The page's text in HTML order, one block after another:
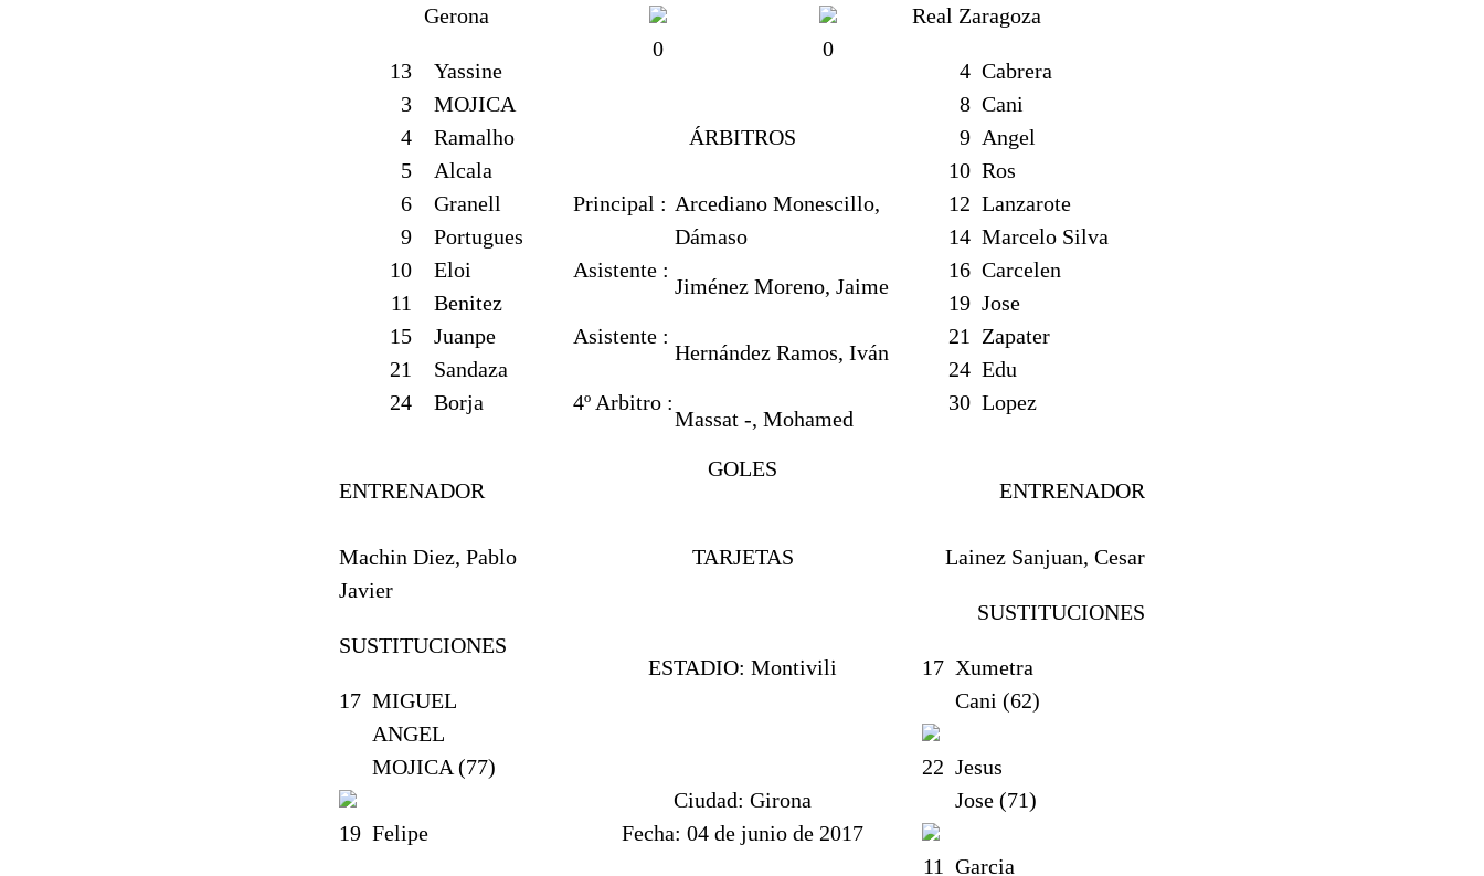
Gerona
13
Yassine
3
MOJICA
4
Ramalho
5
Alcala
6
Granell
9
Portugues
10
Eloi
11
Benitez
15
Juanpe
21
Sandaza
24
Borja
0 0
ÁRBITROS
Principal : Arcediano Monescillo,
Dámaso
Asistente :
Jiménez Moreno, Jaime
Asistente :
Hernández Ramos, Iván
4º Arbitro :
Massat -, Mohamed
Real Zaragoza
4 Cabrera
8 Cani
9 Angel
10 Ros
12 Lanzarote
14 Marcelo Silva
16 Carcelen
19 Jose
21
Zapater
24 Edu
30 Lopez
ENTRENADOR
Machin Diez, Pablo
Javier
SUSTITUCIONES
17 MIGUEL
ANGEL
MOJICA (77)
19 Felipe
GOLES
TARJETAS
ESTADIO: Montivili
Ciudad: Girona
Fecha: 04 de junio de 2017
ENTRENADOR
Lainez Sanjuan, Cesar
SUSTITUCIONES
17 Xumetra
Cani (62)
22 Jesus
Jose (71)
11 Garcia